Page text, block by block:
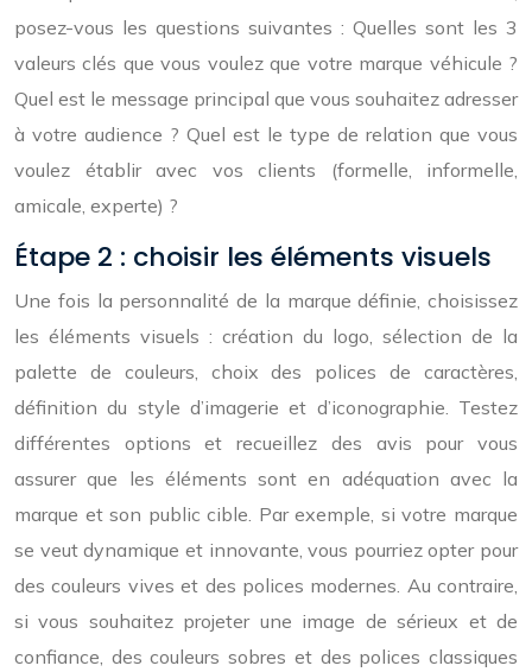
posez-vous les questions suivantes : Quelles sont les 3
valeurs clés que vous voulez que votre marque véhicule ?
Quel est le message principal que vous souhaitez adresser
à votre audience ? Quel est le type de relation que vous
voulez établir avec vos clients (formelle, informelle,
amicale, experte) ?
Étape 2 : choisir les éléments visuels
Une fois la personnalité de la marque définie, choisissez
les éléments visuels : création du logo, sélection de la
palette de couleurs, choix des polices de caractères,
définition du style d’imagerie et d’iconographie. Testez
différentes options et recueillez des avis pour vous
assurer que les éléments sont en adéquation avec la
marque et son public cible. Par exemple, si votre marque
se veut dynamique et innovante, vous pourriez opter pour
des couleurs vives et des polices modernes. Au contraire,
si vous souhaitez projeter une image de sérieux et de
confiance, des couleurs sobres et des polices classiques